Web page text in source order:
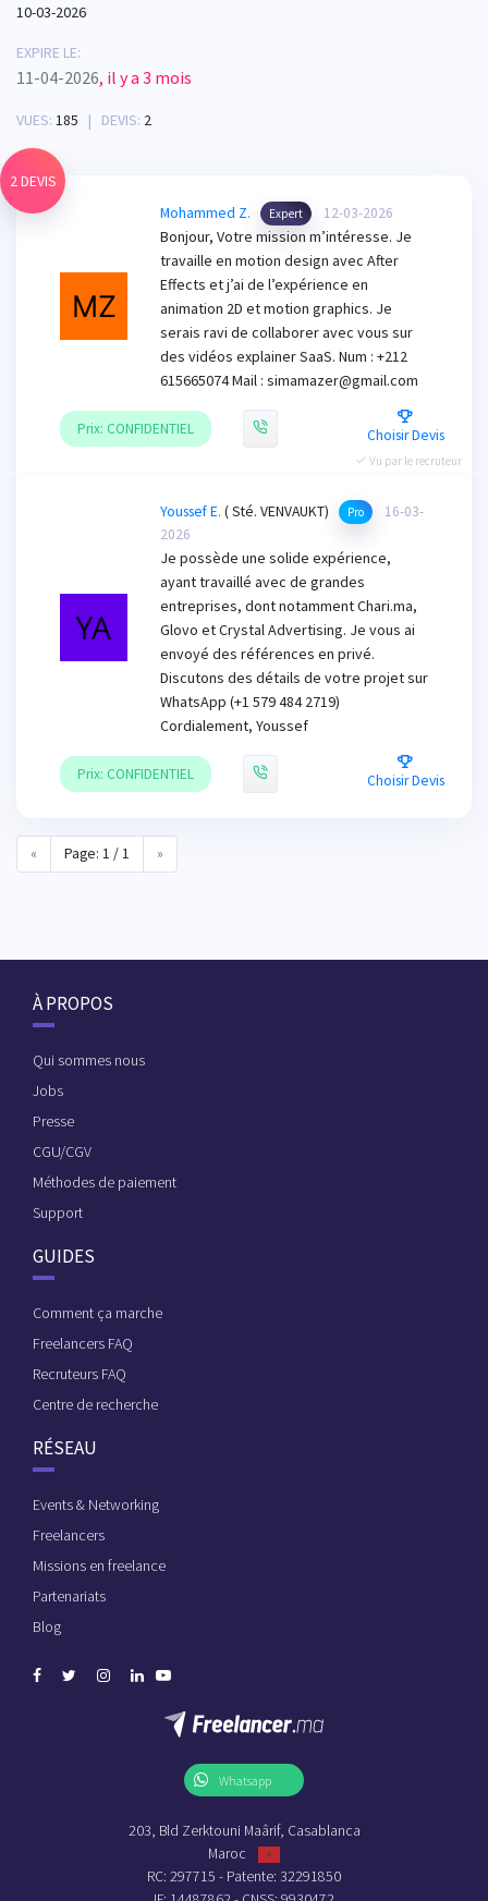
10-03-2026
EXPIRE LE:
11-04-2026, il y a 3 mois
VUES: 185 | DEVIS: 2
2 DEVIS
Vu par le recruteur
Mohammed Z. Expert 12-03-2026
Bonjour, Votre mission m’intéresse. Je
travaille en motion design avec After
Effects et j’ai de l’expérience en
animation 2D et motion graphics. Je
serais ravi de collaborer avec vous sur
des vidéos explainer SaaS. Num : +212
615665074 Mail : simamazer@gmail.com
Prix: CONFIDENTIEL Choisir Devis
Youssef E. ( Sté. VENVAUKT) Pro
16-03-
2026
Je possède une solide expérience,
ayant travaillé avec de grandes
entreprises, dont notamment Chari.ma,
Glovo et Crystal Advertising. Je vous ai
envoyé des références en privé.
Discutons des détails de votre projet sur
WhatsApp (+1 579 484 2719)
Cordialement, Youssef
Prix: CONFIDENTIEL Choisir Devis
« Page: 1 / 1 »
À PROPOS
Qui sommes nous
Jobs
Presse
CGU/CGV
Méthodes de paiement
Support
GUIDES
Comment ça marche
Freelancers FAQ
Recruteurs FAQ
Centre de recherche
RÉSEAU
Events & Networking
Freelancers
Missions en freelance
Partenariats
Blog
Whatsapp
203, Bld Zerktouni Maârif, Casablanca
Maroc
RC: 297715 - Patente: 32291850